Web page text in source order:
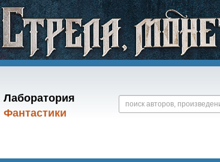
Лаборатория
Фантастики